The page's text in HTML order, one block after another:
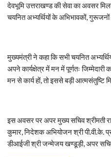
देवभूमि उत्तराखण्ड की सेवा का अवसर
चयनित अभ्यर्थियों के अभिभावकों, गुरूजनों
मुख्यमंत्री ने कहा कि सभी चयनित
अपने कार्यक्षेत्र में मन में पूर्णतः
मन से कार्य हों, तो इससे बड़ी आत्मसंतुष्टि
इस अवसर पर अपर मुख्य सचिव श्रीमती
कुमार, निदेशक अभियोजन श्री पी.वी.के.
डीआईजी श्री जन्मेजय खण्डूड़ी, अपर